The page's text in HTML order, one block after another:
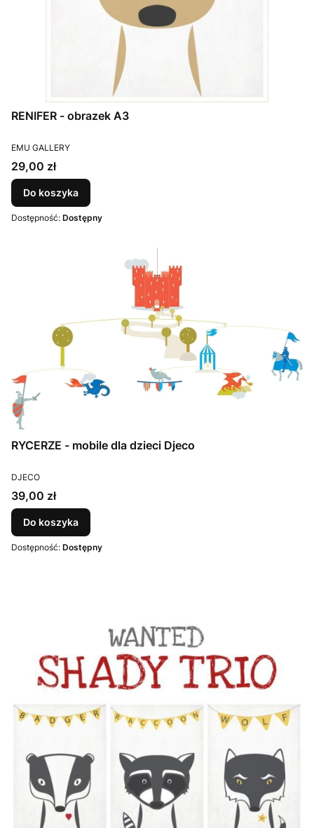
RENIFER - obrazek A3
PRODUCENT
EMU GALLERY
Cena
29,00 zł
Do koszyka
Dostępność: Dostępny
RYCERZE - mobile dla dzieci Djeco
PRODUCENT
DJECO
Cena
39,00 zł
Do koszyka
Dostępność: Dostępny